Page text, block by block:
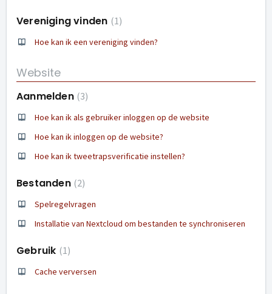
Vereniging vinden 1
Hoe kan ik een vereniging vinden?
Website
Aanmelden 3
Hoe kan ik als gebruiker inloggen op de website
Hoe kan ik inloggen op de website?
Hoe kan ik tweetrapsverificatie instellen?
Bestanden 2
Spelregelvragen
Installatie van Nextcloud om bestanden te synchroniseren
Gebruik 1
Cache verversen